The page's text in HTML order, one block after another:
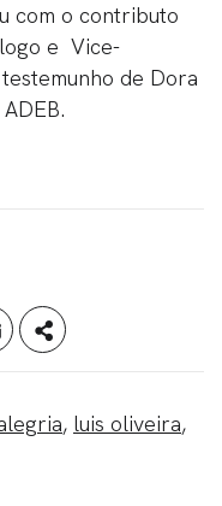
com o contributo
e Vice-
de Dora
, luis oliveira,